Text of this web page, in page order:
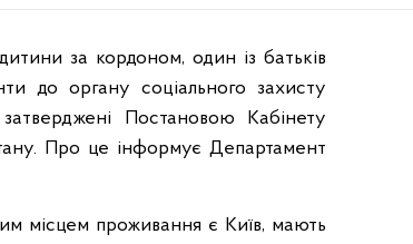
за кордоном, один із батьків
до органу соціального захисту
Постановою Кабінету
Про це інформує Департамент
місцем проживання є Київ, мають